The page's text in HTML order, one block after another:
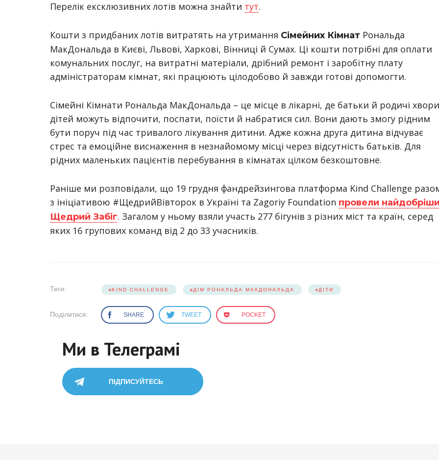
Перелік ексклюзивних лотів можна знайти тут.
Кошти з придбаних лотів витратять на утримання Сімейних Кімнат Рональда
МакДональда в Києві, Львові, Харкові, Вінниці й Сумах. Ці кошти потрібні для оплати
комунальних послуг, на витратні матеріали, дрібний ремонт і заробітну плату
адміністраторам кімнат, які працюють цілодобово й завжди готові допомогти.
Сімейні Кімнати Рональда МакДональда – це місце в лікарні, де батьки й родичі
дітей можуть відпочити, поспати, поїсти й набратися сил. Вони дають змогу рідним
бути поруч під час тривалого лікування дитини. Адже кожна друга дитина відчуває
стрес та емоційне виснаження в незнайомому місці через відсутність батьків. Для
рідних маленьких пацієнтів перебування в кімнатах цілком безкоштовне.
Раніше ми розповідали, що 19 грудня фандрейзингова платформа Kind Challenge
з ініціативою #ЩедрийВівторок в Україні та Zagoriy Foundation провели
Щедрий Забіг. Загалом у ньому взяли участь 277 бігунів з різних міст та країн, серед
яких 16 групових команд від 2 до 33 учасників.
Теги: KIND CHALLENGE ДІМ РОНАЛЬДА МАКДОНАЛЬДА ДІТИ
Поділитися: SHARE TWEET POCKET
Ми в Телеграмі
ПІДПИСУЙТЕСЬ